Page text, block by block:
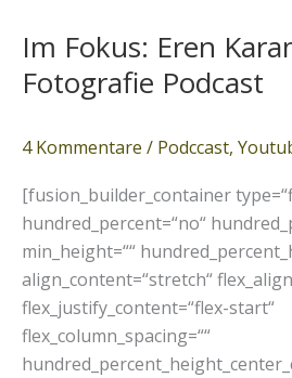
Im Fokus: Eren
Fotografie Podcast
4 Kommentare / Podccast,
[fusion_builder_container
hundred_percent=“no“
min_height=““
align_content=“stretch“
flex_justify_content=“flex-start“
flex_column_spacing=““
Eren
Karaman
–
Fotografie
Podcast